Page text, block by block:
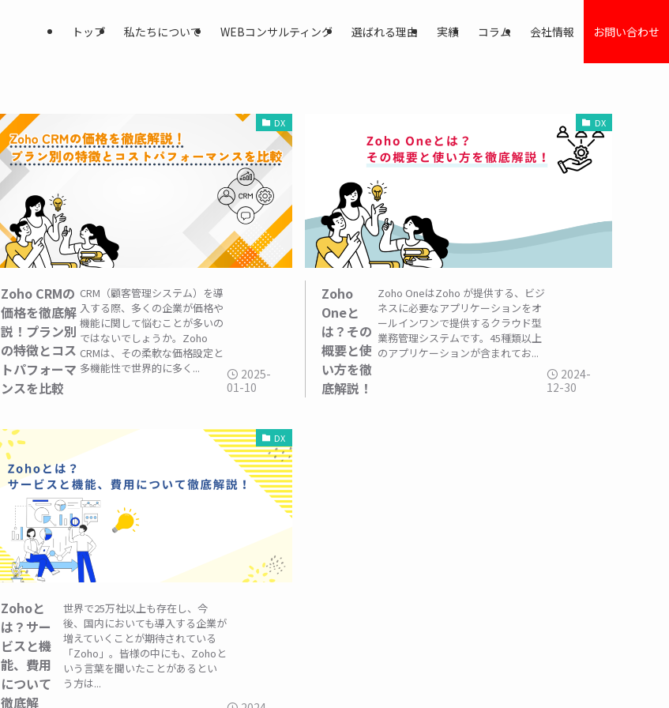
トップ 私たちについて WEBコンサルティング 選ばれる理由 実績 コラム 会社情報 お問い合わせ
DX
Zoho CRMの
価格を徹底解
説！プラン別
の特徴とコス
トパフォーマ
ンスを比較
CRM（顧客管理システム）を導
入する際、多くの企業が価格や
機能に関して悩むことが多いの
ではないでしょうか。Zoho
CRMは、その柔軟な価格設定と
多機能性で世界的に多く...
2025-
01-10
DX
Zoho
Oneと
は？その
概要と使
い方を徹
底解説！
Zoho OneはZoho が提供する、ビジ
ネスに必要なアプリケーションをオ
ールインワンで提供するクラウド型
業務管理システムです。45種類以上
のアプリケーションが含まれてお...
2024-
12-30
DX
Zohoと
は？サー
ビスと機
能、費用
について
徹底解
世界で25万社以上も存在し、今
後、国内においても導入する企業が
増えていくことが期待されている
「Zoho」。皆様の中にも、Zohoと
いう言葉を聞いたことがあるとい
う方は...